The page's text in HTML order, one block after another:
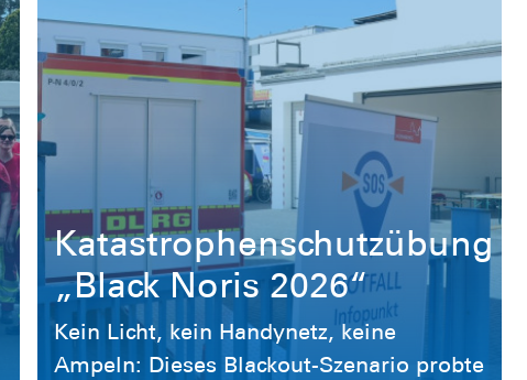
Katastrophenschutzübung
„Black Noris 2026“
Kein Licht, kein Handynetz, keine
Ampeln: Dieses Blackout-Szenario probte